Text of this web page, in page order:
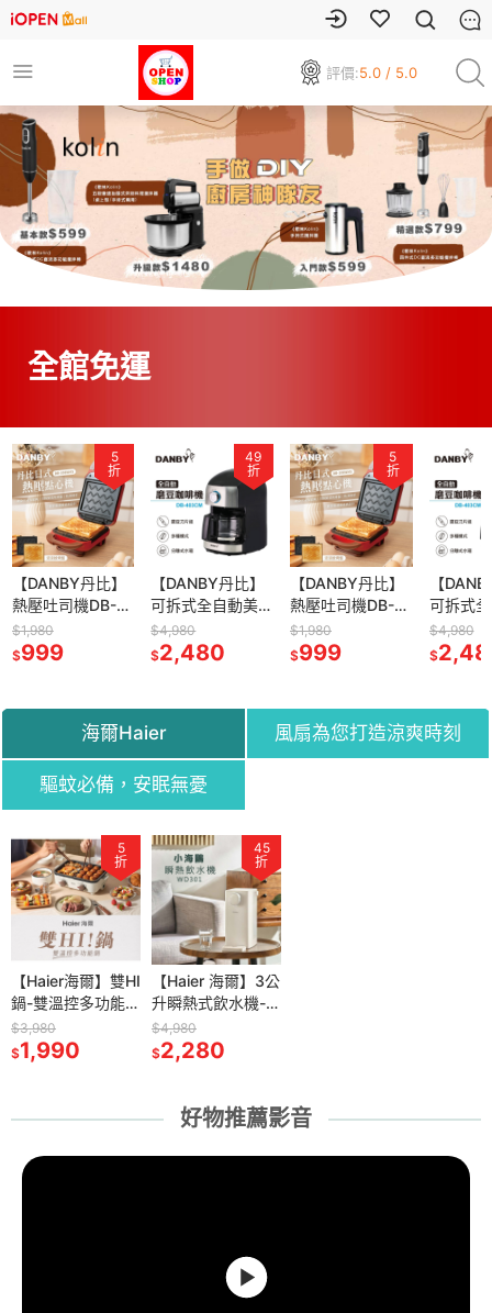
評價:5.0 / 5.0
全館免運
5
折
【DANBY丹比】
熱壓吐司機DB-
108WMS(附單
盤-可換)
$1,980
$999
49
折
【DANBY丹比】
可拆式全自動美
式咖啡機DB-
403CM
$4,980
$2,480
5
折
【DANBY丹比】
熱壓吐司機DB-
108WMS(附單
盤-可換)
$1,980
$999
【
可拆式
式咖啡
403CM
$4,980
$
海爾Haier 風扇為您打造涼爽時刻
驅蚊必備，安眠無憂
5
折
【Haier海爾】雙HI
鍋-雙溫控多功能鍋
SMP001
$3,980
$1,990
45
折
【Haier 海爾】3公
升瞬熱式飲水機-小
海鷗WD301(免安
裝/桌上型/瞬熱式/
水箱分離/不鏽鋼加
$4,980
$2,280
55
折
17吋強
風扇
44
折
歌林kolin-11吋渦
流空氣涼風扇
(KFC-MN1121)
【Fujitek 富士電
通】 8吋360度遙
LRF082
$
好物推薦影音